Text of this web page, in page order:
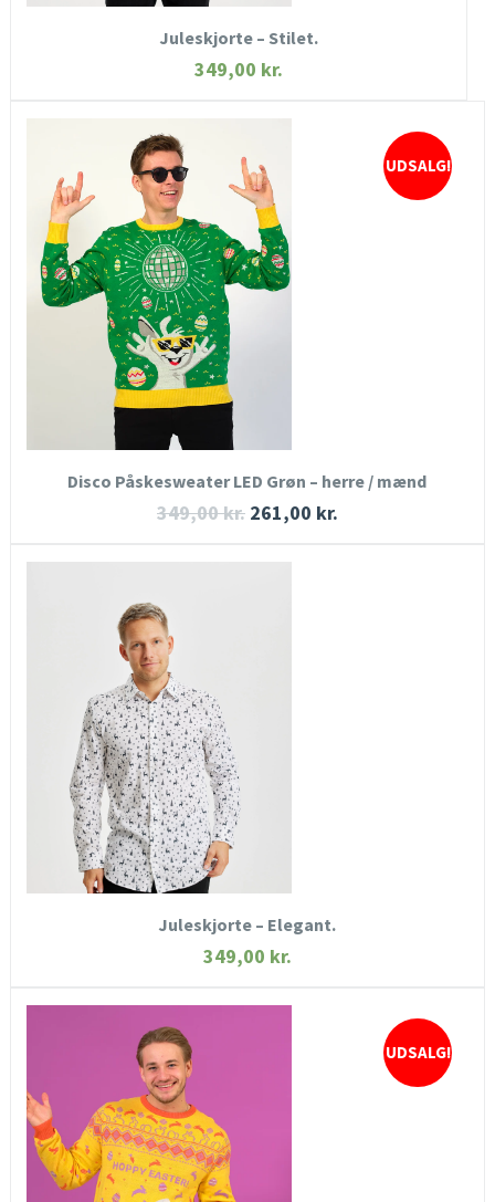
Juleskjorte – Stilet.
349,00 kr.
UDSALG!
HURTIGT KIG
SE MERE
KØB NU
Disco Påskesweater LED Grøn – herre / mænd
349,00kr. 261,00 kr.
SE MERE
Juleskjorte – Elegant.
349,00 kr.
UDSALG!
SE MERE